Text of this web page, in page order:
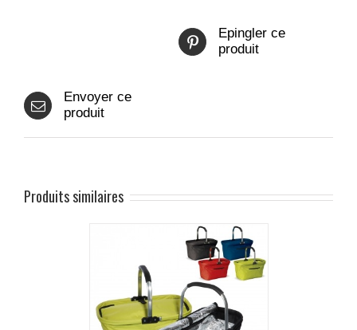
Epingler ce
produit
Envoyer ce
produit
Produits similaires